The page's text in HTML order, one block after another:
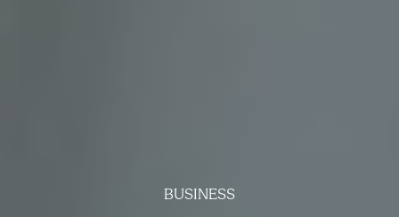
BUSINESS